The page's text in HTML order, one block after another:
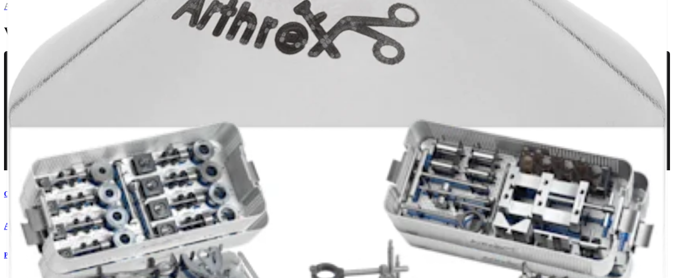
Allograft OATS & Bio-Uni Sets
Verwandte Seiten
Orthobiologie
Allograft-OATS®, groß
Produkt